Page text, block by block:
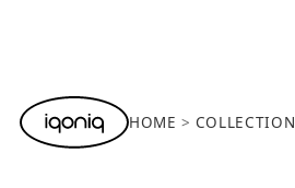
HOME COLLECTION